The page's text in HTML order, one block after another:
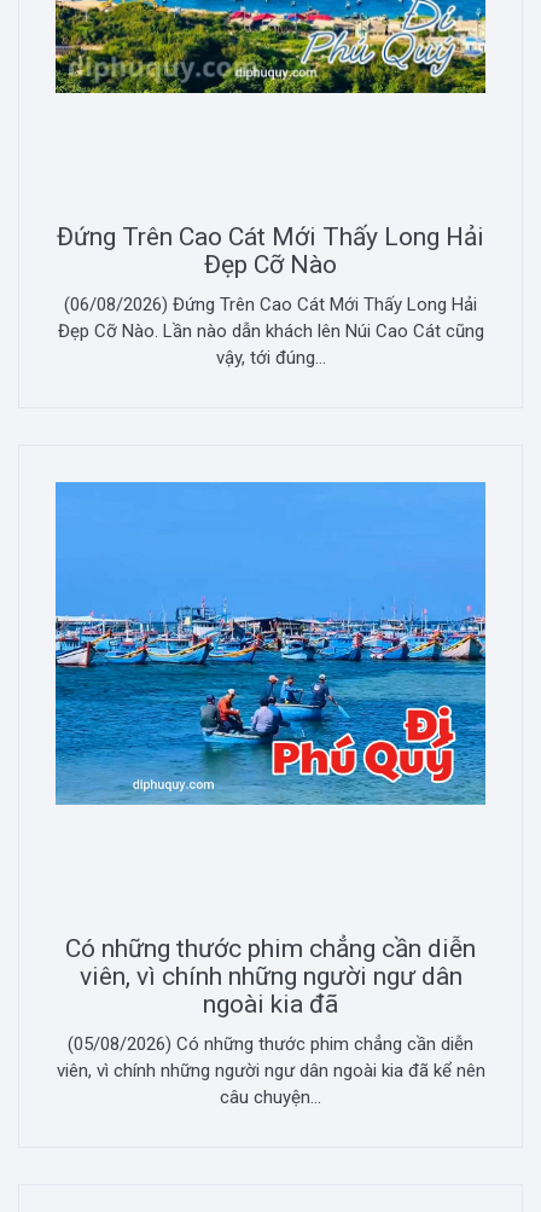
Đứng Trên Cao Cát Mới Thấy Long Hải
Đẹp Cỡ Nào
(06/08/2026) Đứng Trên Cao Cát Mới Thấy Long Hải
Đẹp Cỡ Nào. Lần nào dẫn khách lên Núi Cao Cát cũng
vậy, tới đúng...
Có những thước phim chẳng cần diễn
viên, vì chính những người ngư dân
ngoài kia đã
(05/08/2026) Có những thước phim chẳng cần diễn
viên, vì chính những người ngư dân ngoài kia đã kể nên
câu chuyện...